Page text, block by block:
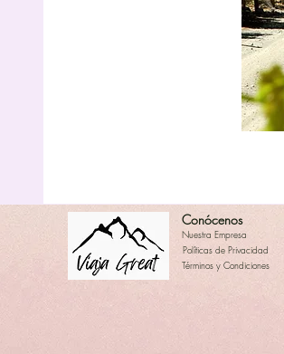
Conócenos
Nuestra Empresa
Políticas de Privacidad
Términos y Condiciones